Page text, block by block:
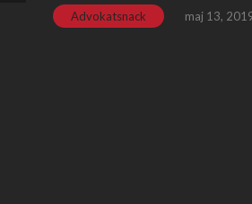
Advokatsnack maj 13,